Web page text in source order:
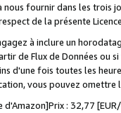
nous fournir dans les trois
de la présente
à inclure un
de Flux de Données ou
d'une fois toutes les
vous pouvez omettre
d'Amazon]Prix : 32,77